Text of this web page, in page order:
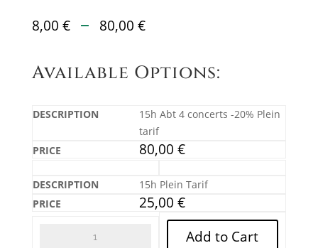
8,00 € – 80,00 €Plage
8,00 €
80,00 €
Available Options:
15h Abt 4 concerts -20% Plein
tarif
80,00 €
15h Plein Tarif
25,00 €
Add to Cart